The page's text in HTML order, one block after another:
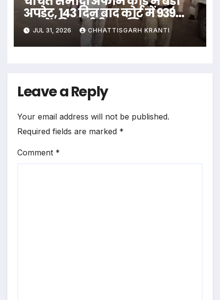
अपडेट, 143 दिन बाद कोर्ट में 939
पन्नों की चार्जशीट दाखिल
JUL 31, 2026 CHHATTISGARH KRANTI
Leave a Reply
Your email address will not be published.
Required fields are marked *
Comment *